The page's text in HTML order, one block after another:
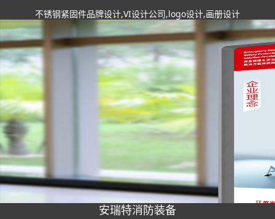
不锈钢紧固件品牌设计,VI设计公司,logo设计,画册设计
安瑞特消防装备